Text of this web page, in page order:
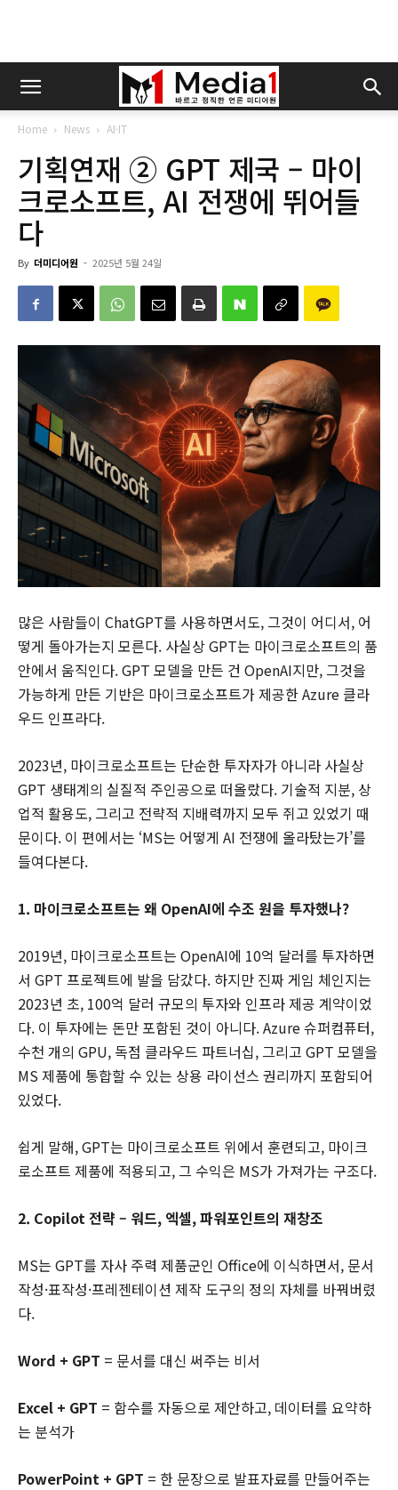
Home News AI·IT
기획연재 ② GPT 제국 – 마이
크로소프트, AI 전쟁에 뛰어들
다
By 더미디어원 - 2025년 5월 24일
많은 사람들이 ChatGPT를 사용하면서도, 그것이 어디서, 어
떻게 돌아가는지 모른다. 사실상 GPT는 마이크로소프트의 품
안에서 움직인다. GPT 모델을 만든 건 OpenAI지만, 그것을
가능하게 만든 기반은 마이크로소프트가 제공한 Azure 클라
우드 인프라다.
2023년, 마이크로소프트는 단순한 투자자가 아니라 사실상
GPT 생태계의 실질적 주인공으로 떠올랐다. 기술적 지분, 상
업적 활용도, 그리고 전략적 지배력까지 모두 쥐고 있었기 때
문이다. 이 편에서는 ‘MS는 어떻게 AI 전쟁에 올라탔는가’를
들여다본다.
1. 마이크로소프트는 왜 OpenAI에 수조 원을 투자했나?
2019년, 마이크로소프트는 OpenAI에 10억 달러를 투자하면
서 GPT 프로젝트에 발을 담갔다. 하지만 진짜 게임 체인지는
2023년 초, 100억 달러 규모의 투자와 인프라 제공 계약이었
다. 이 투자에는 돈만 포함된 것이 아니다. Azure 슈퍼컴퓨터,
수천 개의 GPU, 독점 클라우드 파트너십, 그리고 GPT 모델을
MS 제품에 통합할 수 있는 상용 라이선스 권리까지 포함되어
있었다.
쉽게 말해, GPT는 마이크로소프트 위에서 훈련되고, 마이크
로소프트 제품에 적용되고, 그 수익은 MS가 가져가는 구조다.
2. Copilot 전략 – 워드, 엑셀, 파워포인트의 재창조
MS는 GPT를 자사 주력 제품군인 Office에 이식하면서, 문서
작성·표작성·프레젠테이션 제작 도구의 정의 자체를 바꿔버렸
다.
Word + GPT = 문서를 대신 써주는 비서
Excel + GPT = 함수를 자동으로 제안하고, 데이터를 요약하
는 분석가
PowerPoint + GPT = 한 문장으로 발표자료를 만들어주는